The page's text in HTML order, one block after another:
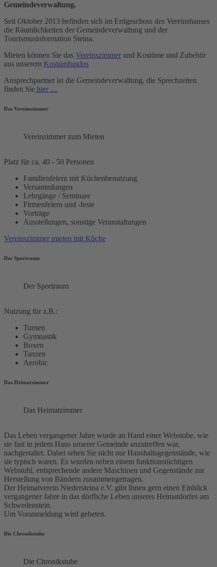
Gemeindeverwaltung.
Seit Oktober 2013 befinden sich im Erdgeschoss des Vereinshauses
die Räumlichkeiten der Gemeindeverwaltung und der
Tourismusinformation Steina.
Mieten können Sie das Vereinszimmer und Kostüme und Zubehör
aus unserem Kostümfundus
Ansprechpartner ist die Gemeindeverwaltung, die Sprechzeiten
finden Sie hier ....
Das Vereinszimmer
Vereinzimmer zum Mieten
Platz für ca. 40 - 50 Personen
Familienfeiern mit Küchenbenutzung
Versammlungen
Lehrgänge / Seminare
Firmenfeiern und -feste
Vorträge
Ausstellungen, sonstige Veranstaltungen
Vereinszimmer mieten mit Küche
Der Sportraum
Der Sportraum
Nutzung für z.B.:
Turnen
Gymnastik
Boxen
Tanzen
Aerobic
Das Heimatzimmer
Das Heimatzimmer
Das Leben vergangener Jahre wurde an Hand einer Webstube, wie
sie fast in jedem Haus unserer Gemeinde anzutreffen war,
nachgestaltet. Dabei sehen Sie nicht nur Haushaltsgegenstände, wie
sie typisch waren. Es wurden neben einem funktionstüchtigen
Webstuhl, entsprechende andere Maschinen und Gegenstände zur
Herstellung von Bändern zusammengetragen.
Der Heimatverein Niedersteina e.V. gibt Ihnen gern einen Einblick
vergangener Jahre in das dörfliche Leben unseres Heimatdorfes am
Schwedenstein.
Um Voranmeldung wird gebeten.
Die Chronikstube
Die Chronikstube